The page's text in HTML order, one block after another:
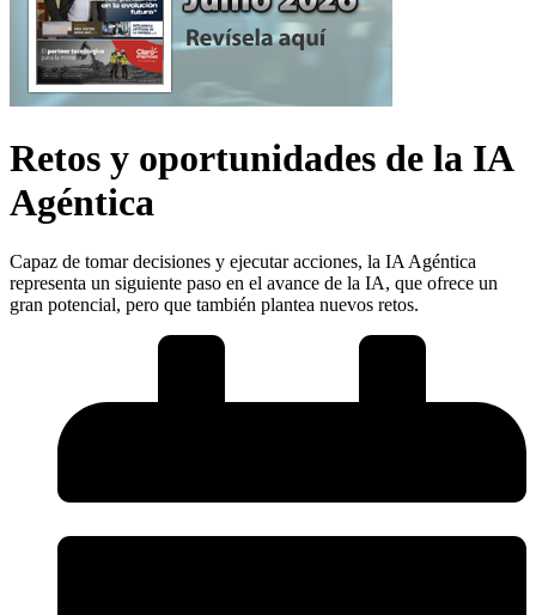
Retos y oportunidades de la IA
Agéntica
Capaz de tomar decisiones y ejecutar acciones, la IA Agéntica
representa un siguiente paso en el avance de la IA, que ofrece un
gran potencial, pero que también plantea nuevos retos.